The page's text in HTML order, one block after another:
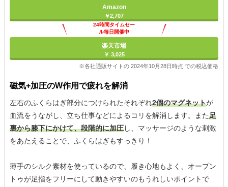
Amazon
￥2,707
24時間タイムセー
ル毎日開催中
楽天市場
￥ 3,025
※各社通販サイトの 2024年10月28日時点 での税込価格
磁気+加圧のW作用で疲れを解消
左右のふくらはぎ部分につけられたそれぞれ2個のマグネットが
血流をうながし、立ち仕事などによるコリを解消します。また足
裏から膝下にかけて、段階的に加圧し、マッサージのような刺激
をあたえることで、ふくらはぎもすっきり！
薄手のシルク素材を使っているので、履き心地もよく、オープン
トゥが足指をフリーにして動きやすいのもうれしいポイントで